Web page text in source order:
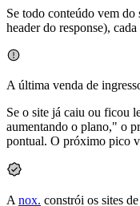
Se todo conteúdo vem
header do response),
A última venda de
Se o site já caiu ou ficou
aumentando o plano," o
pontual. O próximo pico
A nox. constrói os sites